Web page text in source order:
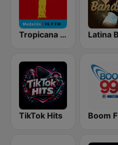
Tropicana Medellín
TikTok Hits